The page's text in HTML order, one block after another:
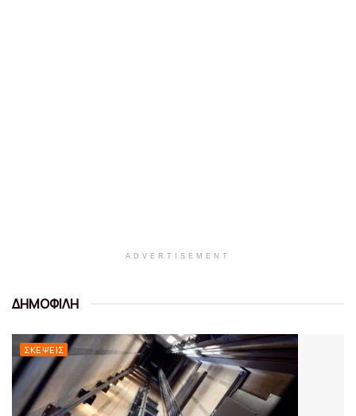
ADVERTISEMENT
ΔΗΜΟΦΙΛΗ
ΣΚΈΨΕΙΣ